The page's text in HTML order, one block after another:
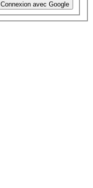
Connexion avec Google